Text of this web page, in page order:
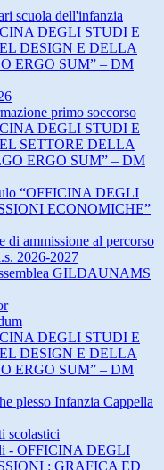
scuola dell'infanzia
DEGLI STUDI E
DESIGN E DELLA
ERGO SUM” – DM
primo soccorso
DEGLI STUDI E
SETTORE DELLA
ERGO SUM” – DM
“OFFICINA DEGLI
ECONOMICHE”
di ammissione al percorso
2026-2027
GILDAUNAMS
DEGLI STUDI E
DESIGN E DELLA
ERGO SUM” – DM
plesso Infanzia Cappella
scolastici
- OFFICINA DEGLI
: GRAFICA ED